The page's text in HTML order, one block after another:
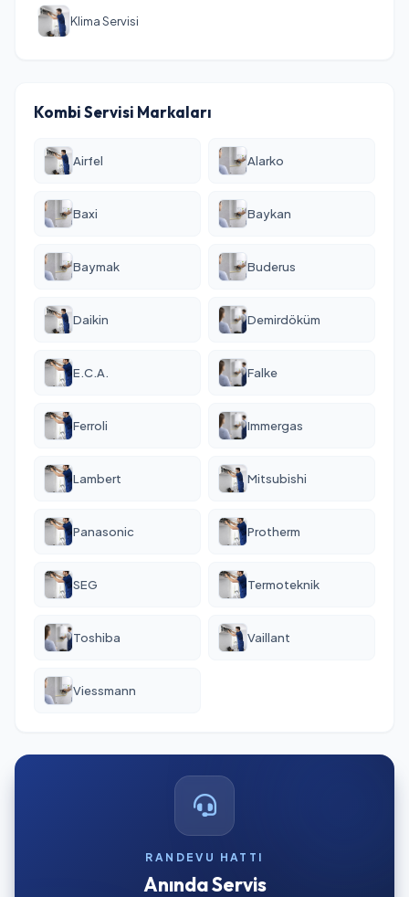
Klima Servisi
Kombi Servisi Markaları
Airfel Alarko
Baxi Baykan
Baymak Buderus
Daikin Demirdöküm
E.C.A. Falke
Ferroli Immergas
Lambert Mitsubishi
Panasonic Protherm
SEG Termoteknik
Toshiba Vaillant
Viessmann
RANDEVU HATTI
Anında Servis